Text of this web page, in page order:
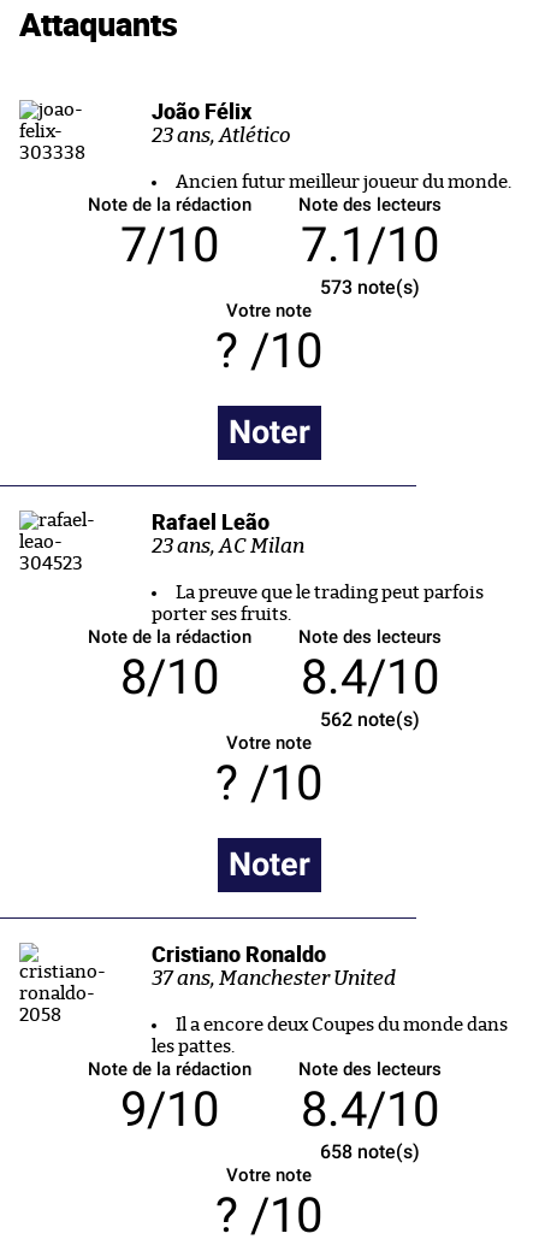
Attaquants
João Félix
23 ans, Atlético
Ancien futur meilleur joueur du monde.
Note de la rédaction
7/10
Note des lecteurs
7.1/10
573note(s)
Votre note
/10
Noter
Rafael Leão
23 ans, AC Milan
La preuve que le trading peut parfois
porter ses fruits.
Note de la rédaction
8/10
Note des lecteurs
8.4/10
562note(s)
Votre note
/10
Noter
Cristiano Ronaldo
37 ans, Manchester United
Il a encore deux Coupes du monde dans
les pattes.
Note de la rédaction
9/10
Note des lecteurs
8.4/10
658note(s)
Votre note
/10